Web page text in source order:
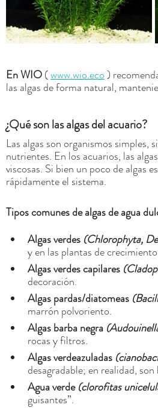
En WIO ( www.wio.eco )
las algas de forma natural,
¿Qué son las algas del acuario?
Las algas son organismos simples,
nutrientes. En los acuarios, las
viscosas. Si bien un poco de algas
rápidamente el sistema.
Tipos comunes de algas de agua
Algas verdes (Chlorophyta,
y en las plantas de
Algas verdes capilares
decoración.
Algas pardas/diatomeas
marrón polvoriento.
Algas barba negra
rocas y filtros.
Algas verdeazuladas
desagradable; en realidad,
Agua verde (clorofitas
guisantes”.